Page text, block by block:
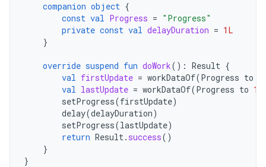
companion object {
const val Progress = "Progress"
private const val delayDuration = 1L
}
override suspend fun doWork(): Result {
val firstUpdate = workDataOf(Progress to
val lastUpdate = workDataOf(Progress to
setProgress(firstUpdate)
delay(delayDuration)
setProgress(lastUpdate)
return Result. success()
}
}